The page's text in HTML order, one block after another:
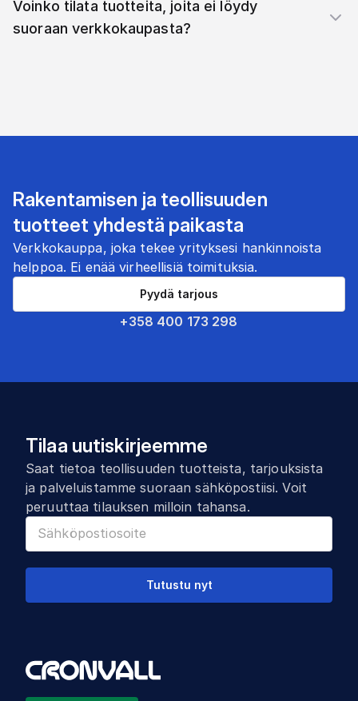
Voinko tilata tuotteita, joita ei löydy
suoraan verkkokaupasta?
Rakentamisen ja teollisuuden
tuotteet yhdestä paikasta
Verkkokauppa, joka tekee yrityksesi hankinnoista
helppoa. Ei enää virheellisiä toimituksia.
+358 400 173 298
Pyydä tarjous
Tilaa uutiskirjeemme
Saat tietoa teollisuuden tuotteista, tarjouksista
ja palveluistamme suoraan sähköpostiisi. Voit
peruuttaa tilauksen milloin tahansa.
Tutustu nyt